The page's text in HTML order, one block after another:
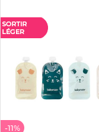
-11%